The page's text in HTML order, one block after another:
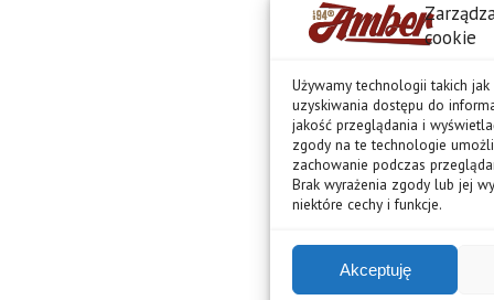
cookie
Używamy technologii takich
uzyskiwania dostępu do
jakość przeglądania i
zgody na te technologie
zachowanie podczas
Brak wyrażenia zgody lub jej
niektóre cechy i funkcje.
Akceptuję